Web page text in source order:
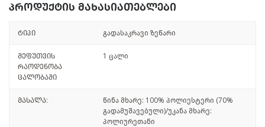
პროდუქტის მახასიათებლები
ტიპი გადასაკრავი ზეწარი
შეფუთვის
რაოდენობა
ცალობაში
1 ცალი
მასალა:
წინა მხარე: 100% პოლიესტერი (70%
გადამუშავებული)/უკანა მხარე:
პოლიურეთანი